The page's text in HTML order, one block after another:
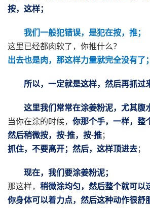
按，这样；
我们一般犯错误，是犯在按，推；
这里已经都肉软了，你推什么？
出去也是肉，那这样力量就完全没有了；
所以，一定就是这样，然后再抓过
这里我们常常在涂姜粉泥，尤其腹
当你在涂的时候， 你那个手，一样，整
然后稍微按，按-推，按-推；
抓住，不要离开；然后，这样顶进去；
现在，我们要涂姜粉泥；
那这样， 稍微涂均匀，然后整个就可以
你身体可以着力点，然后这种动作很舒